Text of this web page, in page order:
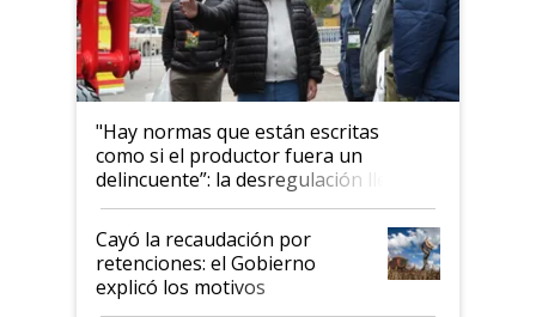
"Hay normas que están escritas
como si el productor fuera un
delincuente”: la desregulación llegó
al Congreso Aapresid y hasta se
habló del financiamiento al IPCVA
Cayó la recaudación por
retenciones: el Gobierno
explicó los motivos